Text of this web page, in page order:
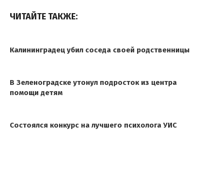
ЧИТАЙТЕ ТАКЖЕ:
Калининградец убил соседа своей родственницы
В Зеленоградске утонул подросток из центра
помощи детям
Состоялся конкурс на лучшего психолога УИС